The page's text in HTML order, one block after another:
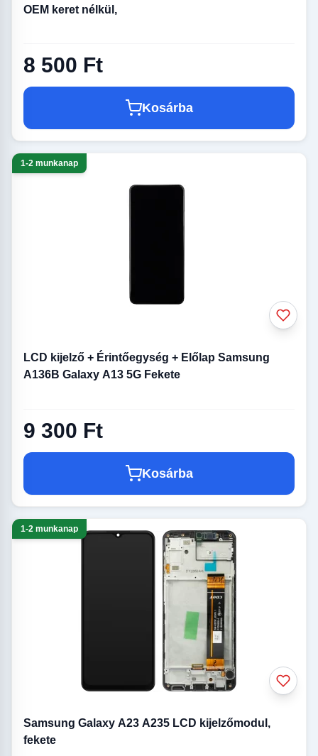
OEM keret nélkül,
8 500 Ft
Kosárba
1-2 munkanap
LCD kijelző + Érintőegység + Előlap Samsung
A136B Galaxy A13 5G Fekete
9 300 Ft
Kosárba
1-2 munkanap
Samsung Galaxy A23 A235 LCD kijelzőmodul,
fekete